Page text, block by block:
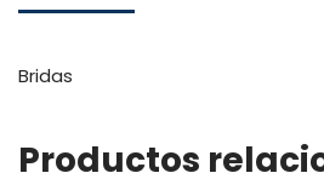
Bridas
Productos